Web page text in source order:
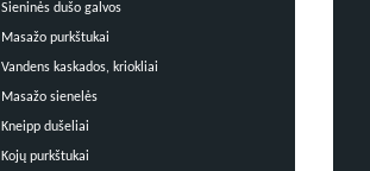
Sieninės dušo galvos
Masažo purkštukai
Vandens kaskados, kriokliai
Masažo sienelės
Kneipp dušeliai
Kojų purkštukai